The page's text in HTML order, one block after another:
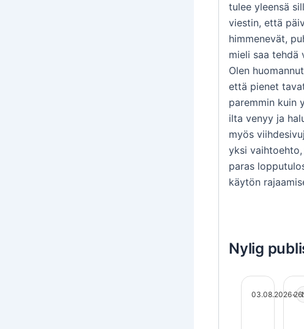
tulee yleensä
viestin, että
himmenevät,
mieli saa tehdä
Olen
että pienet
paremmin kuin
ilta venyy ja
myös
yksi
paras
käytön
Nylig
03.08.2026•